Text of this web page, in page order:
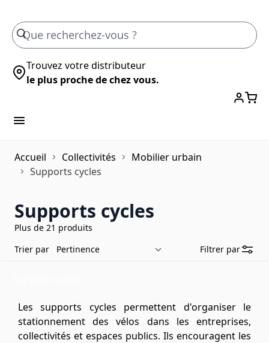
Trouvez votre distributeur
le plus proche de chez vous.
Accueil Collectivités
Mobilier urbain
Supports cycles
Supports cycles
Plus de 21 produits
Trier par
Filtrer par
Les supports cycles permettent d'organiser le
stationnement des vélos dans les entreprises,
collectivités et espaces publics. Ils encouragent les